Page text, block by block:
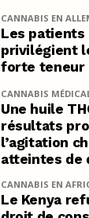
CANNABIS EN
Les patients
privilégient
forte teneur
CANNABIS
Une huile
résultats
l’agitation
atteintes de
CANNABIS EN
Le Kenya